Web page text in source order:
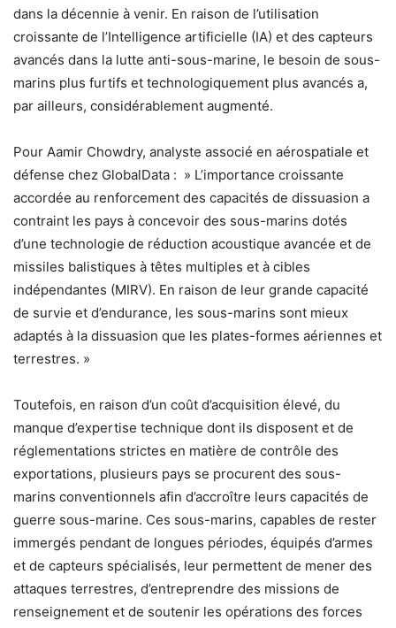
dans la décennie à venir. En raison de l’utilisation
croissante de l’Intelligence artificielle (IA) et des capteurs
avancés dans la lutte anti-sous-marine, le besoin de sous-
marins plus furtifs et technologiquement plus avancés a,
par ailleurs, considérablement augmenté.
Pour Aamir Chowdry, analyste associé en aérospatiale et
défense chez GlobalData : » L’importance croissante
accordée au renforcement des capacités de dissuasion a
contraint les pays à concevoir des sous-marins dotés
d’une technologie de réduction acoustique avancée et de
missiles balistiques à têtes multiples et à cibles
indépendantes (MIRV). En raison de leur grande capacité
de survie et d’endurance, les sous-marins sont mieux
adaptés à la dissuasion que les plates-formes aériennes et
terrestres. »
Toutefois, en raison d’un coût d’acquisition élevé, du
manque d’expertise technique dont ils disposent et de
réglementations strictes en matière de contrôle des
exportations, plusieurs pays se procurent des sous-
marins conventionnels afin d’accroître leurs capacités de
guerre sous-marine. Ces sous-marins, capables de rester
immergés pendant de longues périodes, équipés d’armes
et de capteurs spécialisés, leur permettent de mener des
attaques terrestres, d’entreprendre des missions de
renseignement et de soutenir les opérations des forces